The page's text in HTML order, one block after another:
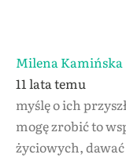
Milena Kamińska
11 lata temu
myślę o ich
mogę zrobić to
życiowych,